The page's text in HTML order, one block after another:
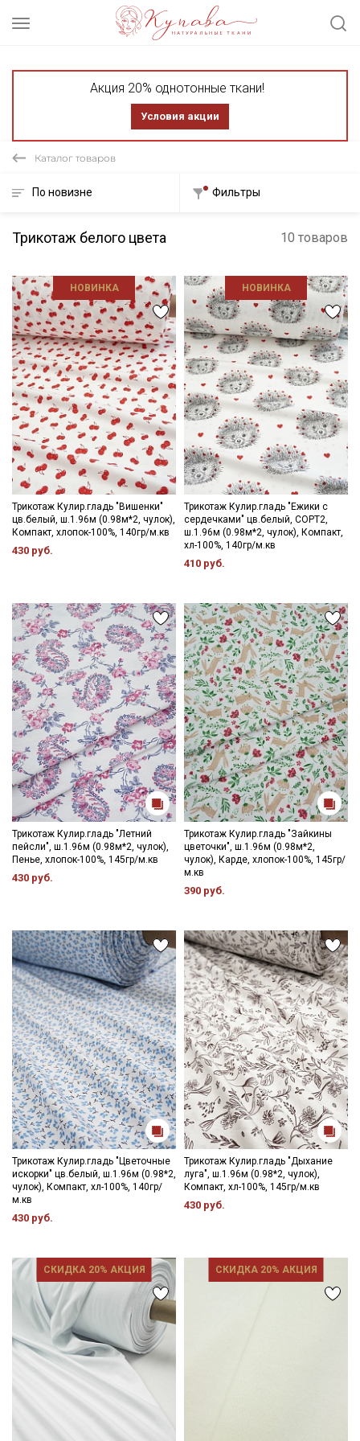
Акция 20% однотонные ткани!
Условия акции
Каталог товаров
По новизне Фильтры
Трикотаж белого цвета 10 товаров
НОВИНКА
Трикотаж Кулир.гладь "Вишенки"
цв.белый, ш.1.96м (0.98м*2, чулок),
Компакт, хлопок-100%, 140гр/м.кв
430 руб.
НОВИНКА
Трикотаж Кулир.гладь "Ежики с
сердечками" цв.белый, СОРТ2,
ш.1.96м (0.98м*2, чулок), Компакт,
хл-100%, 140гр/м.кв
410 руб.
Трикотаж Кулир.гладь "Летний
пейсли", ш.1.96м (0.98м*2, чулок),
Пенье, хлопок-100%, 145гр/м.кв
430 руб.
Трикотаж Кулир.гладь "Зайкины
цветочки", ш.1.96м (0.98м*2,
чулок), Карде, хлопок-100%, 145гр/
м.кв
390 руб.
Трикотаж Кулир.гладь "Цветочные
искорки" цв.белый, ш.1.96м (0.98*2,
чулок), Компакт, хл-100%, 140гр/
м.кв
430 руб.
Трикотаж Кулир.гладь "Дыхание
луга", ш.1.96м (0.98*2, чулок),
Компакт, хл-100%, 145гр/м.кв
430 руб.
СКИДКА 20% АКЦИЯ СКИДКА 20% АКЦИЯ
Мы публикуем здесь дополнительные
промокоды и скидки до 30% на узкие
категории тканей
Электронная почта
Подписаться